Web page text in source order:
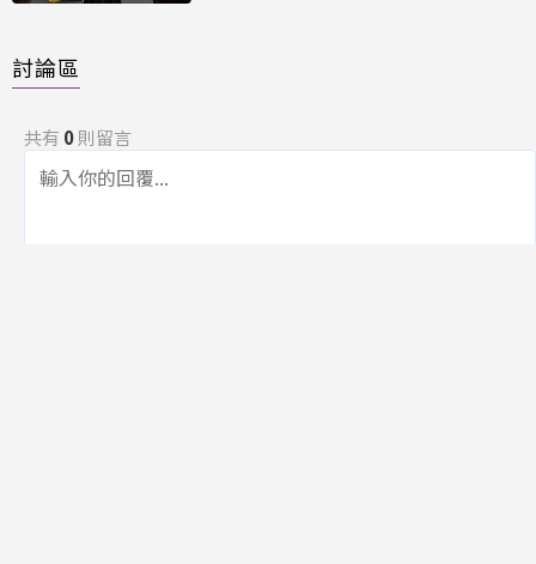
討論區
共有 0則留言